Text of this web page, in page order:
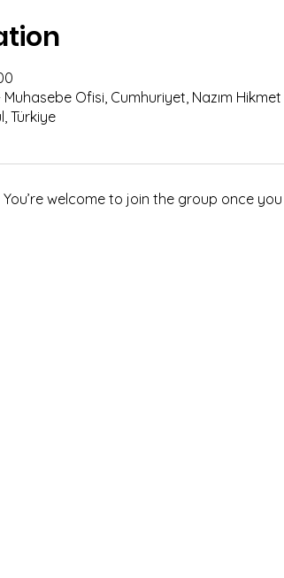
Muhasebe Ofisi, Cumhuriyet, Nazım
Türkiye
welcome to join the group once